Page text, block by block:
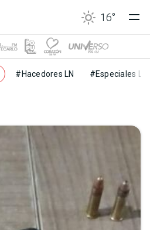
16°
#Hacedores LN #Especiales LN